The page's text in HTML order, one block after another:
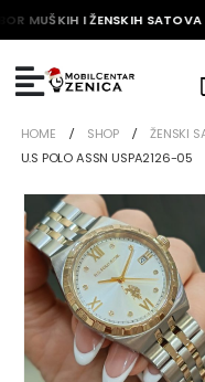
MUŠKIH I ŽENSKIH
HOME SHOP ŽENSKI
U.S POLO ASSN USPA2126-05